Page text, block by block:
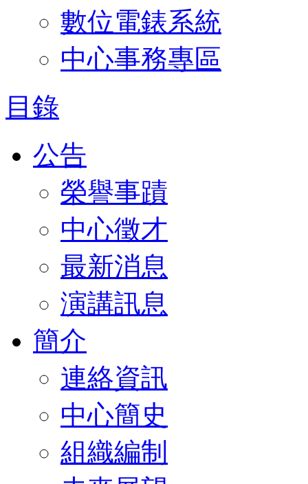
數位電錶系統
中心事務專區
目錄
公告
榮譽事蹟
中心徵才
最新消息
演講訊息
簡介
連絡資訊
中心簡史
組織編制